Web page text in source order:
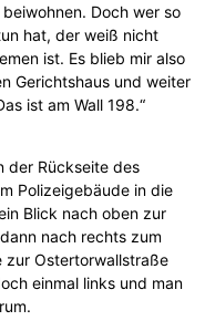
Doch wer so
hat, der weiß nicht
ist. Es blieb mir also
Gerichtshaus und weiter
ist am Wall 198.“
der Rückseite des
Polizeigebäude in die
Blick nach oben zur
nach rechts zum
zur Ostertorwallstraße
einmal links und man